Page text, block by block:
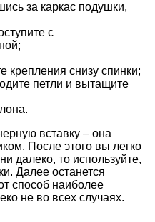
за каркас подушки,
с
крепления снизу спинки;
петли и вытащите
вставку – она
После этого вы легко
далеко, то используйте,
Далее останется
способ наиболее
не во всех случаях.